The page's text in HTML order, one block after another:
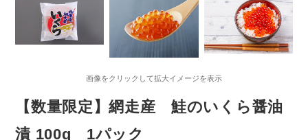
画像をクリックして拡大イメージを表示
【数量限定】網走産 鮭のいくら醤油
漬 100g 1パック